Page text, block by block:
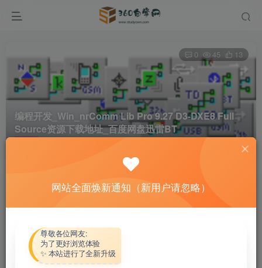
编程开发_Win_nrComm Lib Pro 9.27 D3-DXE8 Full
Source资源下载地址_百度网盘迅雷BT
0 45 13
热心网友 关注
此内容为付费资源，请付费后查看
付费资源
网站全面焕新通知（新用户请忽略）
尊敬各位网友:
为了更好浏览体验
✨ 本站进行了全新升级